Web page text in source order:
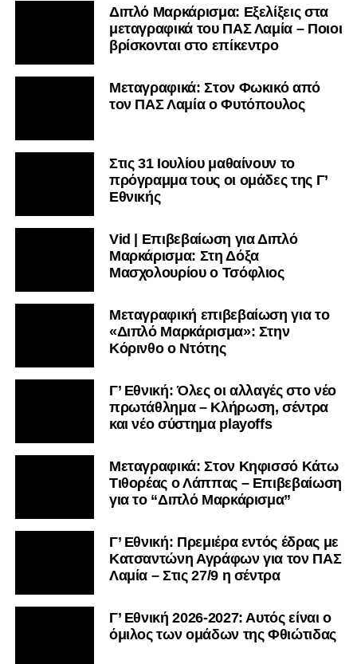
Διπλό Μαρκάρισμα: Εξελίξεις στα
μεταγραφικά του ΠΑΣ Λαμία – Ποιοι
βρίσκονται στο επίκεντρο
Μεταγραφικά: Στον Φωκικό από
τον ΠΑΣ Λαμία ο Φυτόπουλος
Στις 31 Ιουλίου μαθαίνουν το
πρόγραμμα τους οι ομάδες της Γ’
Εθνικής
Vid | Επιβεβαίωση για Διπλό
Μαρκάρισμα: Στη Δόξα
Μασχολουρίου ο Τσόφλιος
Μεταγραφική επιβεβαίωση για το
«Διπλό Μαρκάρισμα»: Στην
Κόρινθο ο Ντότης
Γ’ Εθνική: Όλες οι αλλαγές στο νέο
πρωτάθλημα – Κλήρωση, σέντρα
και νέο σύστημα playoffs
Μεταγραφικά: Στον Κηφισσό Κάτω
Τιθορέας ο Λάππας – Επιβεβαίωση
για το “Διπλό Μαρκάρισμα”
Γ’ Εθνική: Πρεμιέρα εντός έδρας με
Κατσαντώνη Αγράφων για τον ΠΑΣ
Λαμία – Στις 27/9 η σέντρα
Γ’ Εθνική 2026-2027: Αυτός είναι ο
όμιλος των ομάδων της Φθιώτιδας